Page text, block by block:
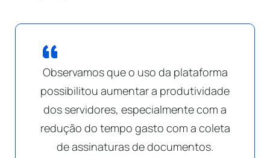
Observamos que o uso da plataforma
possibilitou aumentar a produtividade
dos servidores, especialmente com a
redução do tempo gasto com a coleta
de assinaturas de documentos.